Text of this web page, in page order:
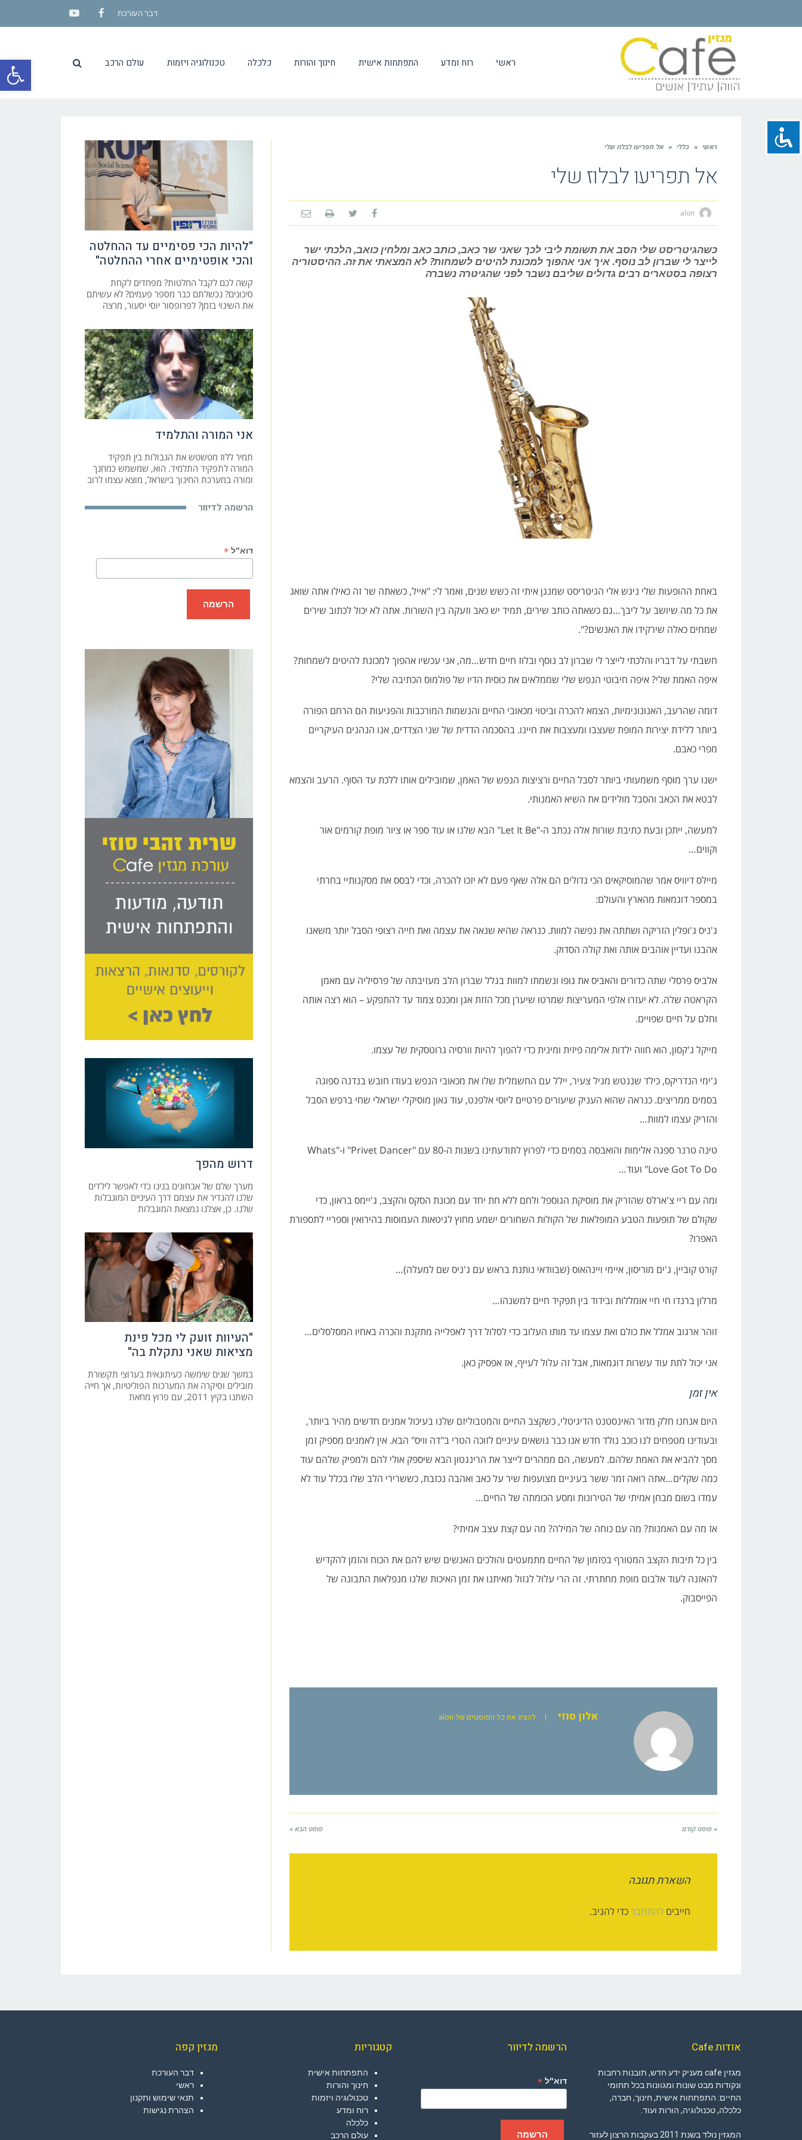
פתח
דבר העורכת
Facebook
YouTube
ראשי רוח ומדע התפתחות אישית חינוך והורות כלכלה טכנולוגיה ויזמות עולם הרכב
ראשי » כללי » אל תפריעו לבלוז שלי
אל תפריעו לבלוז שלי
כשהגיטריסט שלי הסב את תשומת ליבי לכך שאני שר כאב, כותב כאב ומלחין כואב, הלכתי ישר
לייצר לי שברון לב נוסף. איך אני אהפוך למכונת להיטים לשמחות? לא המצאתי את זה. ההיסטוריה
רצופה בסטארים רבים גדולים שליבם נשבר לפני שהגיטרה נשברה
באחת ההופעות שלי ניגש אלי הגיטריסט שמנגן איתי זה כשש שנים, ואמר לי: "אייל, כשאתה שר זה כאילו אתה שואג
את כל מה שיושב על ליבך…גם כשאתה כותב שירים, תמיד יש כאב וזעקה בין השורות. אתה לא יכול לכתוב שירים
שמחים כאלה שירקידו את האנשים?".
חשבתי על דבריו והלכתי לייצר לי שברון לב נוסף ובלוז חיים חדש…מה, אני עכשיו אהפוך למכונת להיטים לשמחות?
איפה האמת שלי? איפה חיבוטי הנפש שלי שממלאים את כוסית הדיו של פולמוס הכתיבה שלי?
דומה שהרעב, האנונונימיות, הצמא להכרה וביטוי מכאובי החיים והנשמות המורכבות והפגיעות הם הרחם הפורה
ביותר ללידת יצירות המופת שעצבו ומעצבות את חיינו. בהסכמה הדדית של שני הצדדים, אנו הנהנים העיקריים
מפרי כאבם.
ישנו ערך מוסף משמעותי ביותר לסבל החיים ורציצות הנפש של האמן, שמובילים אותו ללכת עד הסוף. הרעב והצמא
לבטא את הכאב והסבל מולידים את השיא האמנותי.
למעשה, ייתכן ובעת כתיבת שורות אלה נכתב ה-"Let It Be" הבא שלנו או עוד ספר או ציור מופת קורמים אור
וקווים…
מיילס דיוויס אמר שהמוסיקאים הכי גדולים הם אלה שאף פעם לא יזכו להכרה, וכדי לבסס את מסקנותיי בחרתי
במספר דוגמאות מהארץ והעולם:
ג'ניס ג'ופלין הזריקה ושתתה את נפשה למוות. כנראה שהיא שנאה את עצמה ואת חייה רצופי הסבל יותר משאנו
אהבנו ועדיין אוהבים אותה ואת קולה הסדוק.
אלביס פרסלי שתה כדורים והאביס את גופו ונשמתו למוות בגלל שברון הלב מעזיבתה של פרסיליה עם מאמן
הקראטה שלה. לא יעזרו אלפי המעריצות שמרטו שיערן מכל הזזת אגן ומכנס צמוד עד להתפקע – הוא רצה אותה
וחלם על חיים שפויים.
מייקל ג'קסון, הוא חווה ילדות אלימה פיזית ומינית כדי להפוך להיות וורסיה גרוטסקית של עצמו.
ג'ימי הנדריקס, כילד שננטש מגיל צעיר, יילל עם החשמלית שלו את מכאובי הנפש בעודו חובש בנדנה ספוגה
בסמים ממריצים. כנראה שהוא העניק שיעורים פרטיים ליוסי אלפנט, עוד גאון מוסיקלי ישראלי שחי ברפש הסבל
והזריק עצמו למוות…
טינה טרנר ספגה אלימות והואבסה בסמים כדי לפרוץ לתודעתינו בשנות ה-80 עם "Privet Dancer" ו-"Whats
Love Got To Do" ועוד…
ומה עם ריי צ'ארלס שהזריק את מוסיקת הגוספל ולחם ללא חת יחד עם מכונת הסקס והקצב, ג'יימס בראון, כדי
שקולם של תופעות הטבע המופלאות של הקולות השחורים ישמע מחוץ לגיטאות העמוסות בהירואין וספריי לתספורת
האפרו?
קורט קוביין, ג'ים מוריסון, איימי ויינהאוס (שבוודאי נותנת בראש עם ג'ניס שם למעלה)…
מרלון ברנדו חי חיי אומללות ובידוד בין תפקיד חיים למשנהו…
זוהר ארגוב אמלל את כולם ואת עצמו עד מותו העלוב כדי לסלול דרך לאפלייה מתקנת והכרה באחיו המסלסלים…
אני יכול לתת עוד עשרות דוגמאות, אבל זה עלול לעייף, אז אפסיק כאן.
אין זמן
היום אנחנו חלק מדור האינסטנט הדיגיטלי, כשקצב החיים והמטבוליזם שלנו בעיכול אמנים חדשים מהיר ביותר,
ובעודינו מטפחים לנו כוכב נולד חדש אנו כבר נושאים עיניים לזוכה הטרי ב"דה וויס" הבא. אין לאמנים מספיק זמן
מסך להביא את האמת שלהם. למעשה, הם ממהרים לייצר את הרינגטון הבא שיספק אולי להם ולמפיק שלהם עוד
כמה שקלים…אתה רואה זמר ששר בעיניים מצועפות שיר על כאב ואהבה נכזבת, כששרירי הלב שלו בכלל עוד לא
עמדו בשום מבחן אמיתי של הטירונות ומסע הכומתה של החיים…
אז מה עם האמנות? מה עם כוחה של המילה? מה עם קצת עצב אמיתי?
בין כל תיבות הקצב המטורף בפזמון של החיים מתמעטים והולכים האנשים שיש להם את הכוח והזמן להקדיש
להאזנה לעוד אלבום מופת מחתרתי. זה הרי עלול לגזול מאיתנו את זמן האיכות שלנו מנפלאות התבונה של
הפייסבוק.
אלון סוזי | להציג את כל הפוסטים של alon
« פוסט קודם פוסט הבא »
השארת תגובה
חייבים להתחברכדי להגיב.
"להיות הכי פסימיים עד ההחלטה
והכי אופטימיים אחרי ההחלטה"
קשה לכם לקבל החלטות? מפחדים לקחת
סיכונים? נכשלתם כבר מספר פעמים? לא עשיתם
את השינוי בזמן? לפרופסור יוסי יסעור, מרצה
אני המורה והתלמיד
תמיר ללוז מטשטש את הגבולות בין תפקיד
המורה לתפקיד התלמיד. הוא, שמשמש כמחנך
ומורה במערכת החינוך בישראל, מוצא עצמו לרוב
הרשמה לדיוור
דוא"ל *
דרוש מהפך
מערך שלם של אבחונים בנינו כדי לאפשר לילדים
שלנו להגדיר את עצמם דרך העיניים המוגבלות
שלנו. כן, אצלנו נמצאת המוגבלות
"העיוות זועק לי מכל פינת
מציאות שאני נתקלת בה"
במשך שנים שימשה כעיתונאית בערוצי תקשורת
מובילים וסיקרה את המערכות הפוליטיות, אך חייה
השתנו בקיץ 2011, עם פרוץ מחאת
אודות Cafe
מגזין cafe מעניק ידע חדש, תובנות רחבות
ונקודות מבט שונות ומגוונות בכל תחומי
החיים: התפתחות אישית, חינוך, חברה,
כלכלה, טכנולוגיה, הורות ועוד.
המגזין נולד בשנת 2011 בעקבות הרצון לעזור
הרשמה לדיוור
דוא"ל*
קטגוריות
התפתחות אישית
חינוך והורות
טכנולוגיה ויזמות
רוח ומדע
כלכלה
עולם הרכב
מגזין קפה
דבר העורכת
ראשי
תנאי שימוש ותקנון
הצהרת נגישות